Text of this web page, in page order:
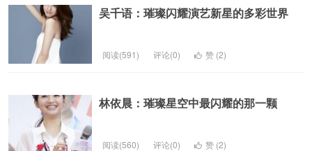
吴千语：璀璨闪耀演艺新星的多彩世界
阅读(591) 评论(0) 赞 (2)
林依晨：璀璨星空中最闪耀的那一颗
阅读(560) 评论(0) 赞 (2)